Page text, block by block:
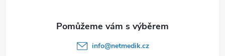
info@netmedik.cz